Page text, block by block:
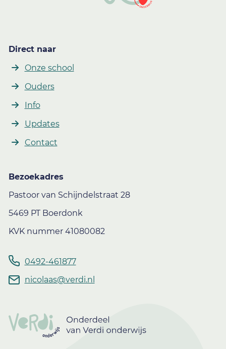
Direct naar
Onze school
Ouders
Info
Updates
Contact
Bezoekadres
Pastoor van Schijndelstraat 28
5469 PT Boerdonk
KVK nummer 41080082
0492-461877
nicolaas@verdi.nl